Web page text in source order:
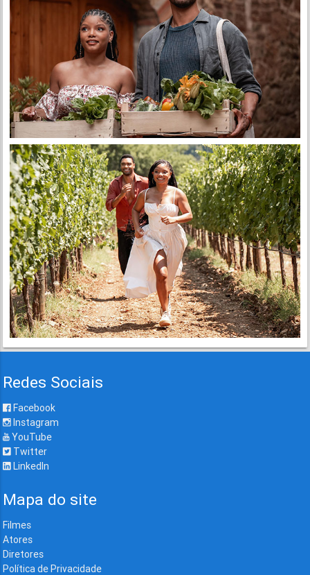
Redes Sociais
Facebook
Instagram
YouTube
Twitter
LinkedIn
Mapa do site
Filmes
Atores
Diretores
Política de Privacidade